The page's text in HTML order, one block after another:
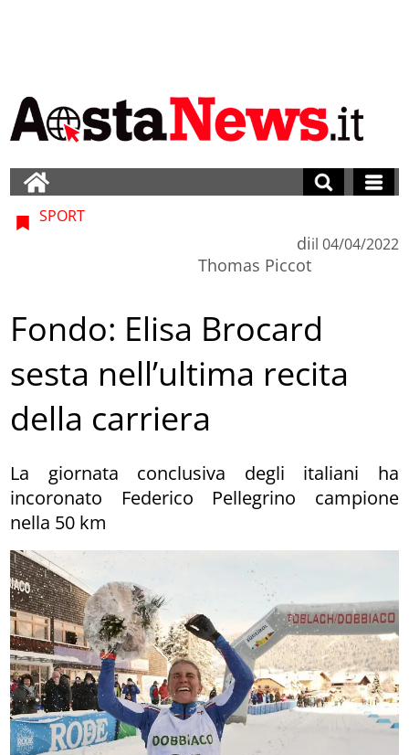
SPORT
di
Thomas Piccot
il 04/04/2022
Fondo: Elisa Brocard
sesta nell’ultima recita
della carriera
La giornata conclusiva degli italiani ha
incoronato Federico Pellegrino campione
nella 50 km